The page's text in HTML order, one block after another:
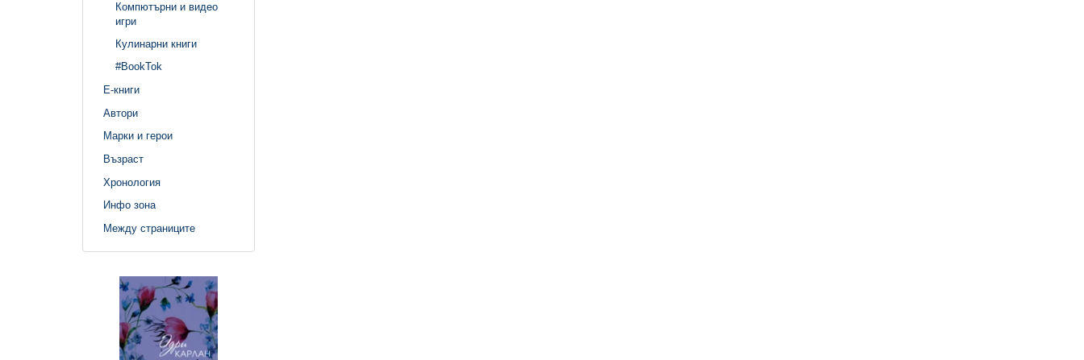
Компютърни и видео
игри
Кулинарни книги
#BookTok
Е-книги
Автори
Марки и герои
Възраст
Хронология
Инфо зона
Между страниците